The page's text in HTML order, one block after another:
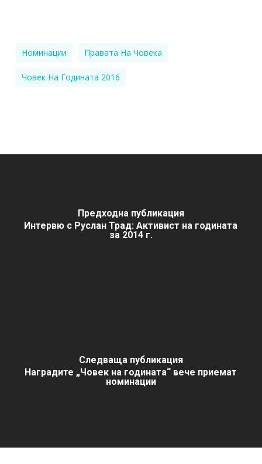
Номинации Правата На Човека
Човек На Годината 2016
Предходна публикация
Интервю с Руслан Трад: Активист на годината
за 2014 г.
Следваща публикация
Наградите „Човек на годината“ вече приемат
номинации